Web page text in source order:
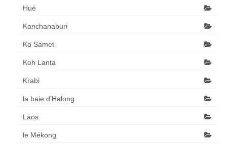
Hué
Kanchanaburi
Ko Samet
Koh Lanta
Krabi
la baie d'Halong
Laos
le Mékong